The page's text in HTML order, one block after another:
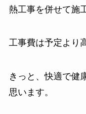
熱工事を併せて施
工事費は予定より
きっと、快適で健
思います。